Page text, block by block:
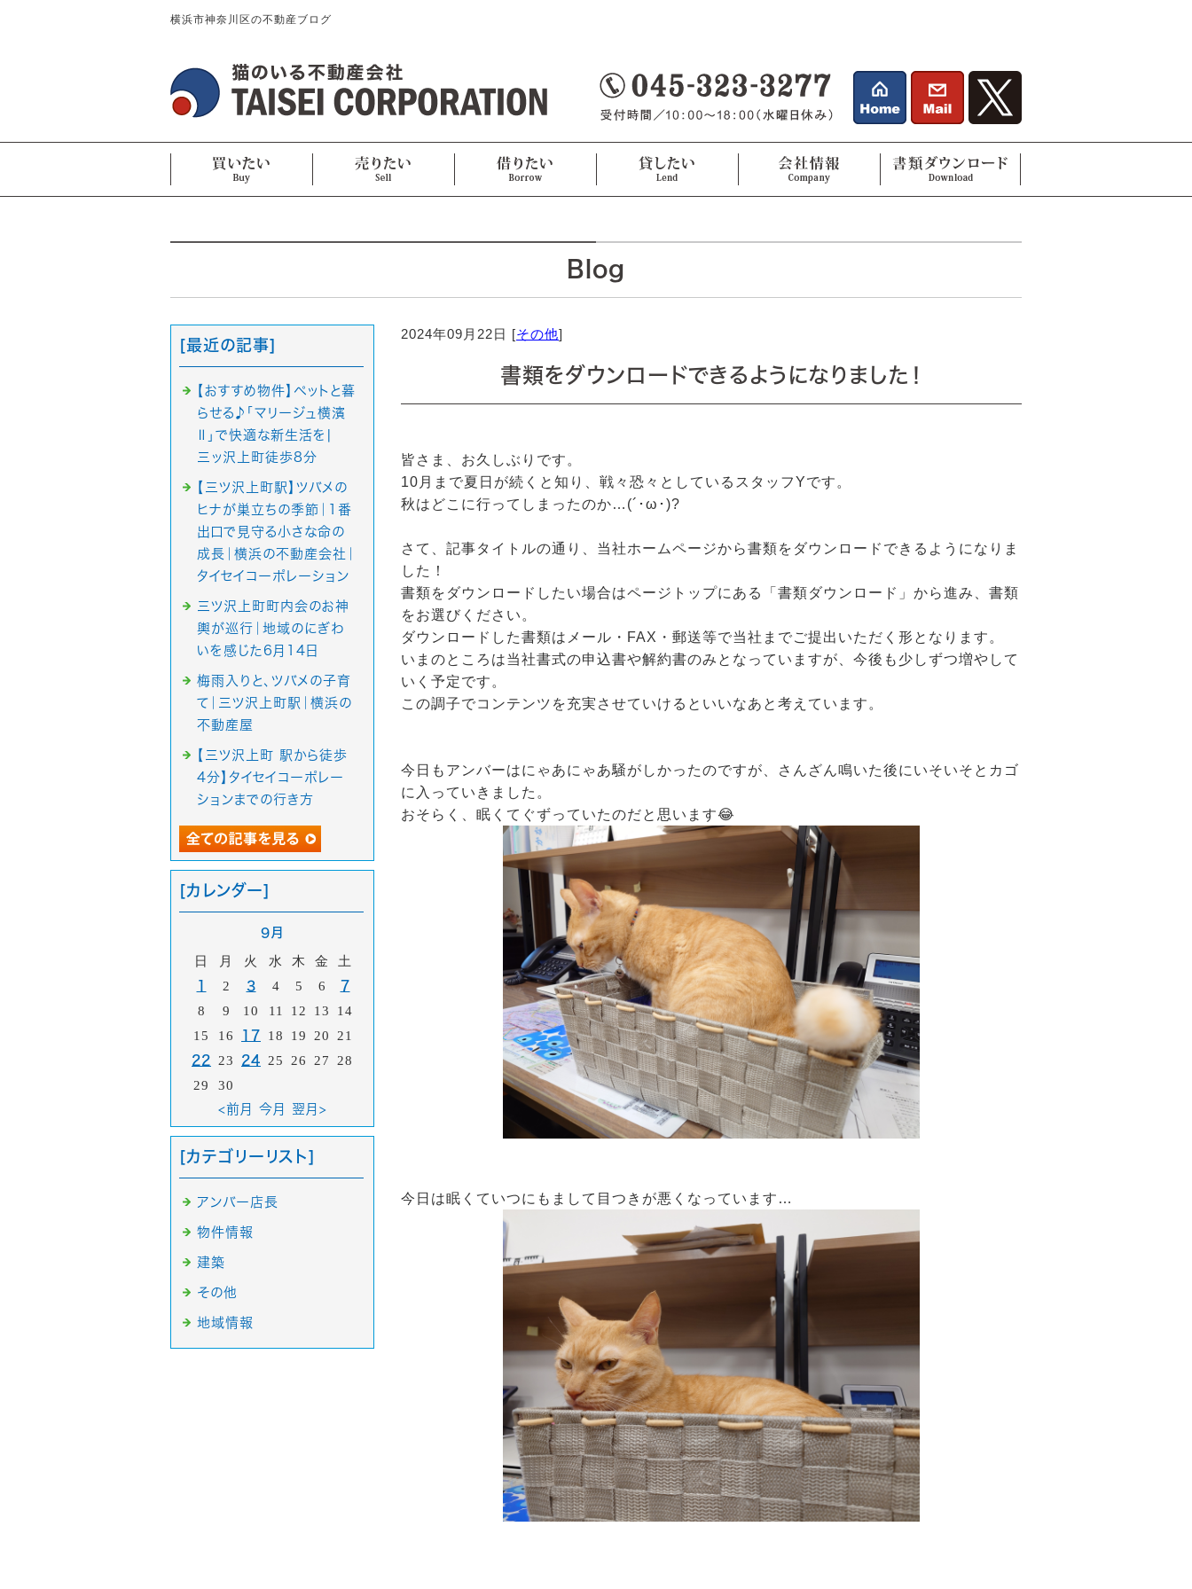
横浜市神奈川区の不動産ブログ
Blog
2024年09月22日 [その他]
書類をダウンロードできるようになりました！
皆さま、お久しぶりです。
10月まで夏日が続くと知り、戦々恐々としているスタッフYです。
秋はどこに行ってしまったのか…(´･ω･)?
さて、記事タイトルの通り、当社ホームページから書類をダウンロードできるようになりま
した！
書類をダウンロードしたい場合はページトップにある「書類ダウンロード」から進み、書類
をお選びください。
ダウンロードした書類はメール・FAX・郵送等で当社までご提出いただく形となります。
いまのところは当社書式の申込書や解約書のみとなっていますが、今後も少しずつ増やして
いく予定です。
この調子でコンテンツを充実させていけるといいなあと考えています。
今日もアンバーはにゃあにゃあ騒がしかったのですが、さんざん鳴いた後にいそいそとカゴ
に入っていきました。
おそらく、眠くてぐずっていたのだと思います😂
今日は眠くていつにもまして目つきが悪くなっています…
[最近の記事]
【おすすめ物件】ペットと暮
らせる♪「マリージュ横濱
Ⅱ」で快適な新生活を|
三ッ沢上町徒歩8分
【三ツ沢上町駅】ツバメの
ヒナが巣立ちの季節｜1番
出口で見守る小さな命の
成長｜横浜の不動産会社｜
タイセイコーポレーション
三ツ沢上町町内会のお神
輿が巡行｜地域のにぎわ
いを感じた6月14日
梅雨入りと、ツバメの子育
て｜三ツ沢上町駅｜横浜の
不動産屋
【三ツ沢上町 駅から徒歩
4分】タイセイコーポレー
ションまでの行き方
[カレンダー]
9月
日 月 火 水 木 金 土
1 2 3 4 5 6 7
8 9 10 11 12 13
14
15
16 17 18 19 20 21
22 23 24 25 26 27
28
29
30
<前月 今月 翌月>
[カテゴリーリスト]
アンバー店長
物件情報
建築
その他
地域情報